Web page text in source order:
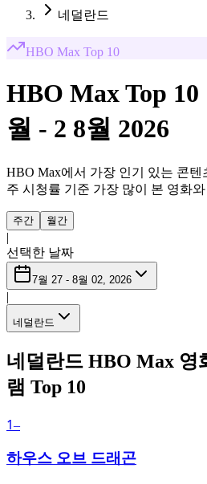
네덜란드
HBO Max Top 10
HBO Max Top
월 - 2 8월 2026
HBO Max에서 가장 인기 있는 콘
주 시청률 기준 가장 많이 본 영화
주간 월간
|
선택한 날짜
7월 27 - 8월 02, 2026
|
네덜란드
네덜란드 HBO Max 영
램 Top 10
1–
하우스 오브 드래곤